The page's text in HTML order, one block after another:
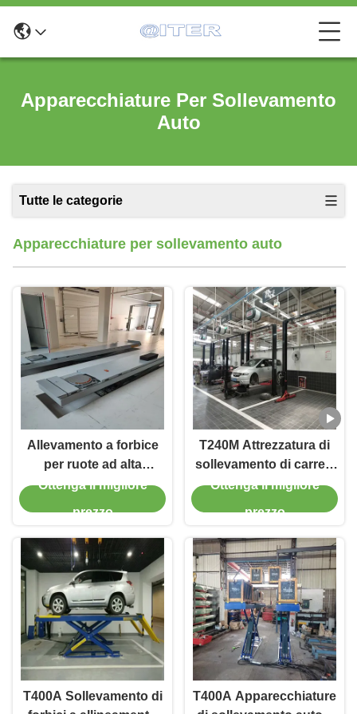
Apparecchiature Per Sollevamento
Auto
Tutte le categorie
Apparecchiature per sollevamento auto
Allevamento a forbice
per ruote ad alta
precisione T400D 4000
Ottenga il migliore
prezzo
T240M Attrezzatura di
sollevamento di carrelli
con due pali a grondaia
sollevamento
Ottenga il migliore
prezzo
T400A Sollevamento di
T400A Apparecchiature